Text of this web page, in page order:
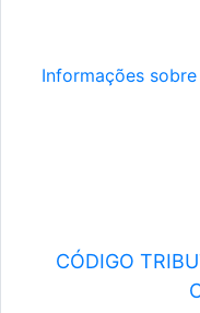
Informações
CÓDIGO